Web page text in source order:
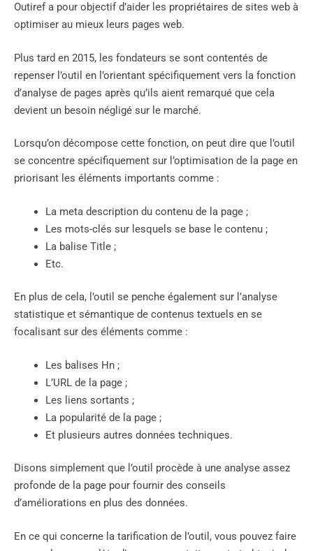
Outiref a pour objectif d’aider les propriétaires de sites web à
optimiser au mieux leurs pages web.
Plus tard en 2015, les fondateurs se sont contentés de
repenser l’outil en l’orientant spécifiquement vers la fonction
d’analyse de pages après qu’ils aient remarqué que cela
devient un besoin négligé sur le marché.
Lorsqu’on décompose cette fonction, on peut dire que l’outil
se concentre spécifiquement sur l’optimisation de la page en
priorisant les éléments importants comme :
La meta description du contenu de la page ;
Les mots-clés sur lesquels se base le contenu ;
La balise Title ;
Etc.
En plus de cela, l’outil se penche également sur l’analyse
statistique et sémantique de contenus textuels en se
focalisant sur des éléments comme :
Les balises Hn ;
L’URL de la page ;
Les liens sortants ;
La popularité de la page ;
Et plusieurs autres données techniques.
Disons simplement que l’outil procède à une analyse assez
profonde de la page pour fournir des conseils
d’améliorations en plus des données.
En ce qui concerne la tarification de l’outil, vous pouvez faire